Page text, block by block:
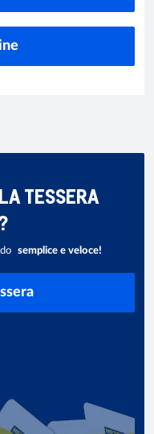
LA TESSERA
semplice e veloce!